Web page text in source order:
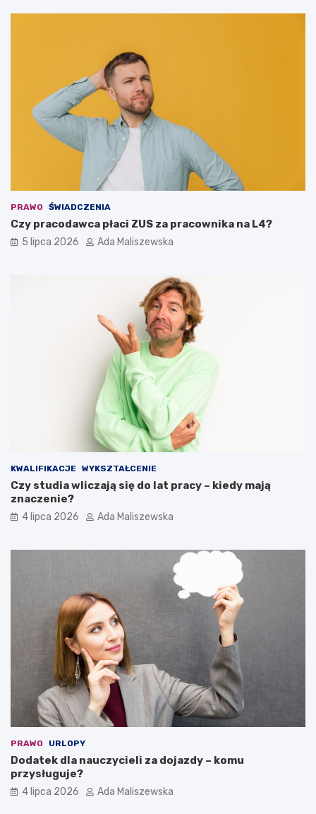
PRAWO ŚWIADCZENIA
Czy pracodawca płaci ZUS za pracownika na L4?
5 lipca 2026 Ada Maliszewska
KWALIFIKACJE WYKSZTAŁCENIE
Czy studia wliczają się do lat pracy – kiedy mają
znaczenie?
4 lipca 2026 Ada Maliszewska
PRAWO URLOPY
Dodatek dla nauczycieli za dojazdy – komu
przysługuje?
4 lipca 2026 Ada Maliszewska